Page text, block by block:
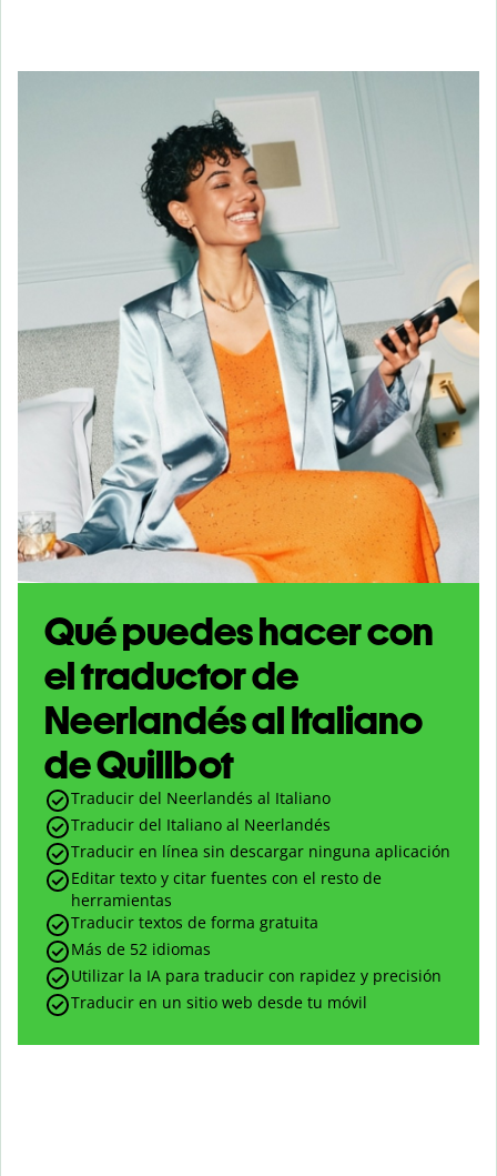
Qué puedes hacer con
el traductor de
Neerlandés al Italiano
de Quillbot
Traducir del Neerlandés al Italiano
Traducir del Italiano al Neerlandés
Traducir en línea sin descargar ninguna aplicación
Editar texto y citar fuentes con el resto de
herramientas
Traducir textos de forma gratuita
Más de 52 idiomas
Utilizar la IA para traducir con rapidez y precisión
Traducir en un sitio web desde tu móvil